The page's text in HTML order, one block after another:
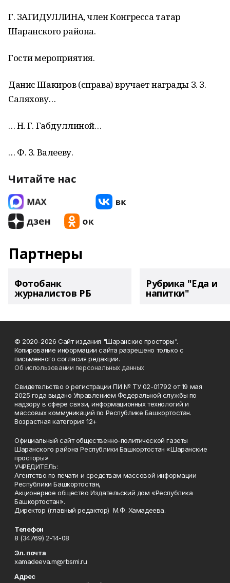
Г. ЗАГИДУЛЛИНА, член Конгресса татар
Шаранского района.
Гости мероприятия.
Данис Шакиров (справа) вручает награды З. З.
Саляхову…
… Н. Г. Габдуллиной…
… Ф. З. Валееву.
Читайте нас
Партнеры
Фотобанк
журналистов РБ
Рубрика "Еда и
напитки"
© 2020-2026 Сайт издания "Шаранские просторы".
Копирование информации сайта разрешено только с
письменного согласия редакции.
Об использовании персональных данных
Свидетельство о регистрации ПИ № ТУ 02-01792 от 19 мая
2025 года выдано Управлением Федеральной службы по
надзору в сфере связи, информационных технологий и
массовых коммуникаций по Республике Башкортостан.
Возрастная категория 12+
Официальный сайт общественно-политической газеты
Шаранского района Республики Башкортостан «Шаранские
просторы»
УЧРЕДИТЕЛЬ:
Агентство по печати и средствам массовой информации
Республики Башкортостан,
Акционерное общество Издательский дом «Республика
Башкортостан».
Директор (главный редактор) М.Ф. Хамадеева.
Телефон
8 (34769) 2-14-08
Эл. почта
xamadeeva.m@rbsmi.ru
Адрес